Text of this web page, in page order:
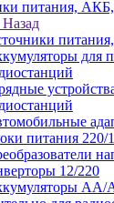
питания,
Назад
для
питания 220/
12/220